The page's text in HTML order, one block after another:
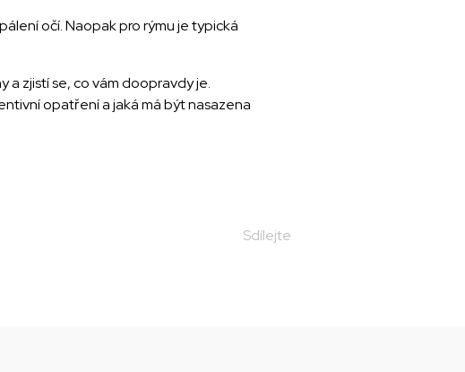
očí. Naopak pro rýmu je typická
zjistí se, co vám doopravdy je.
opatření a jaká má být nasazena
Sdílejte